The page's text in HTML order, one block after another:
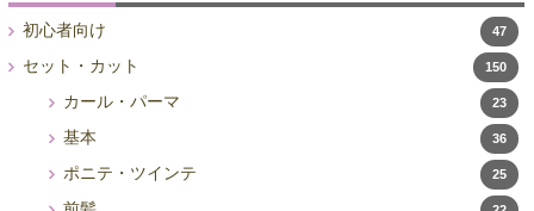
初心者向け 47
セット・カット 150
カール・パーマ 23
基本 36
ポニテ・ツインテ 25